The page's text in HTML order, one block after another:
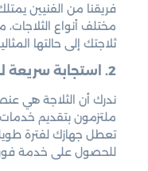
فريقنا من الفنيين
مختلف أنواع
ثلاجتك إلى حالتها
2. استجابة سريعة لخدمات الطوارئ
ندرك أن الثلاجة هي
ملتزمون بتقديم
تعطل جهازك لفترة
للحصول على خدمة